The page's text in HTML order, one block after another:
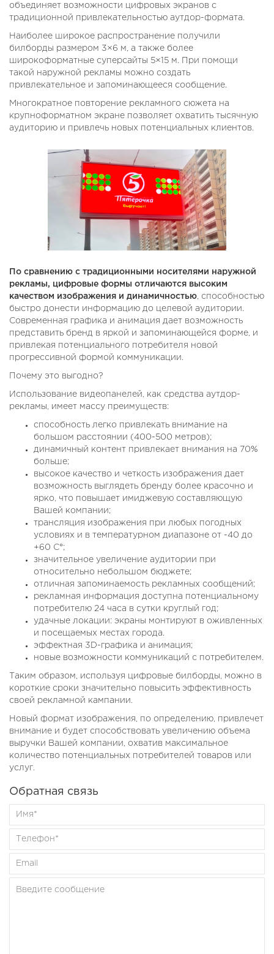
объединяет возможности цифровых экранов с
традиционной привлекательностью аутдор-формата.
Наиболее широкое распространение получили
билборды размером 3×6 м, а также более
широкоформатные суперсайты 5×15 м. При помощи
такой наружной рекламы можно создать
привлекательное и запоминающееся сообщение.
Многократное повторение рекламного сюжета на
крупноформатном экране позволяет охватить тысячную
аудиторию и привлечь новых потенциальных клиентов.
По сравнению с традиционными носителями наружной
рекламы, цифровые формы отличаются высоким
качеством изображения и динамичностью , способностью
быстро донести информацию до целевой аудитории.
Современная графика и анимация дает возможность
представить бренд в яркой и запоминающейся форме, и
привлекая потенциального потребителя новой
прогрессивной формой коммуникации.
Почему это выгодно?
Использование видеопанелей, как средства аутдор-
рекламы, имеет массу преимуществ:
способность легко привлекать внимание на
большом расстоянии (400-500 метров);
динамичный контент привлекает внимания на 70%
больше;
высокое качество и четкость изображения дает
возможность выглядеть бренду более красочно и
ярко, что повышает имиджевую составляющую
Вашей компании;
трансляция изображения при любых погодных
условиях и в температурном диапазоне от -40 до
+60 C°;
значительное увеличение аудитории при
относительно небольшом бюджете;
отличная запоминаемость рекламных сообщений;
рекламная информация доступна потенциальному
потребителю 24 часа в сутки круглый год;
удачные локации: экраны монтируют в оживленных
и посещаемых местах города.
эффектная 3D-графика и анимация;
новые возможности коммуникаций с потребителем.
Таким образом, используя цифровые билборды, можно в
короткие сроки значительно повысить эффективность
своей рекламной кампании.
Новый формат изображения, по определению, привлечет
внимание и будет способствовать увеличению объема
выручки Вашей компании, охватив максимальное
количество потенциальных потребителей товаров или
услуг.
Обратная связь